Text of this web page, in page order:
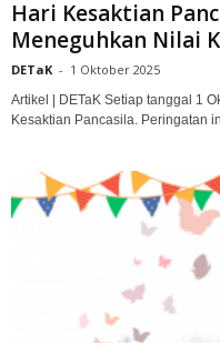
Hari Kesaktian
Meneguhkan Nilai
DETaK - 1 Oktober 2025
Artikel | DETaK Setiap tanggal 1
Kesaktian Pancasila. Peringatan